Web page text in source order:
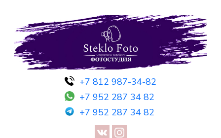
+7 812 987-34-82
+7 952 287 34 82
+7 952 287 34 82
Фотостудия SF
Фотосессия в студии СПб — Фотосессия в Санкт-Петербурге
— Предметная съемка — Невидимый манекен — Прозрачный
манекен — Сертификат на фотосессию